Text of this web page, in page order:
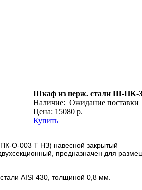
Шкаф из нерж. стали Ш-ПК-
Наличие: Ожидание поставки
Цена: 15080 р.
Купить
О-003 Т НЗ) навесной закрытый
предназначен для
AISI 430, толщиной 0,8 мм.